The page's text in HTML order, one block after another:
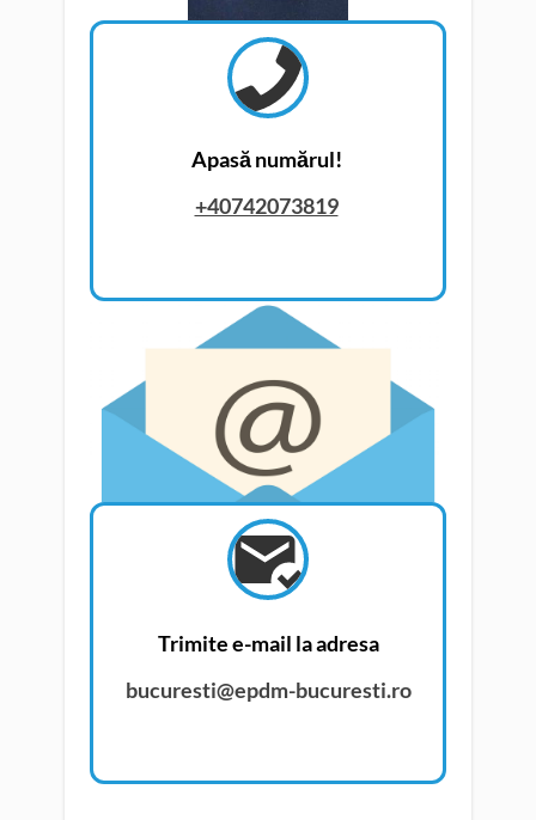
Apasă numărul!
+40742073819
Trimite e-mail la adresa
bucuresti@epdm-bucuresti.ro